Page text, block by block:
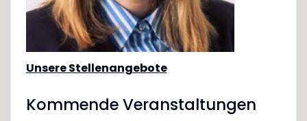
Unsere Stellenangebote
Kommende Veranstaltungen